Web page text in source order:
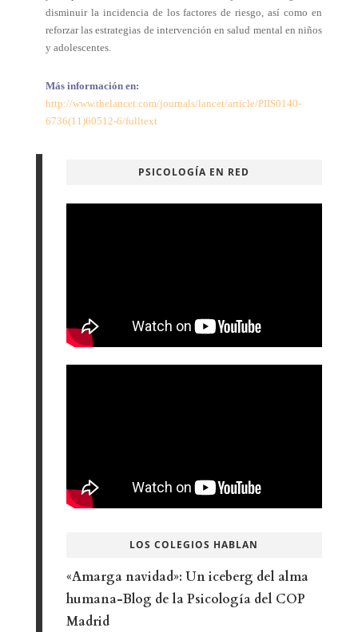
disminuir la incidencia de los factores de riesgo, así como en
reforzar las estrategias de intervención en salud mental en niños
y adolescentes.
Más información en:
http://www.thelancet.com/journals/lancet/article/PIIS0140-
6736(11)60512-6/fulltext
PSICOLOGÍA EN RED
LOS COLEGIOS HABLAN
«Amarga navidad»: Un iceberg del alma
humana-Blog de la Psicología del COP
Madrid